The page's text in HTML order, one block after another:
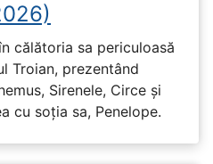
călătoria sa periculoasă
Troian, prezentând
Sirenele, Circe și
cu soția sa, Penelope.